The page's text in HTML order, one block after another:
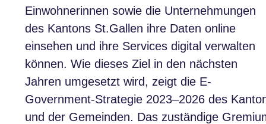
Einwohnerinnen sowie die Unternehmungen
des Kantons St.Gallen ihre Daten online
einsehen und ihre Services digital verwalten
können. Wie dieses Ziel in den nächsten
Jahren umgesetzt wird, zeigt die E-
Government-Strategie 2023–2026 des
und der Gemeinden. Das zuständige